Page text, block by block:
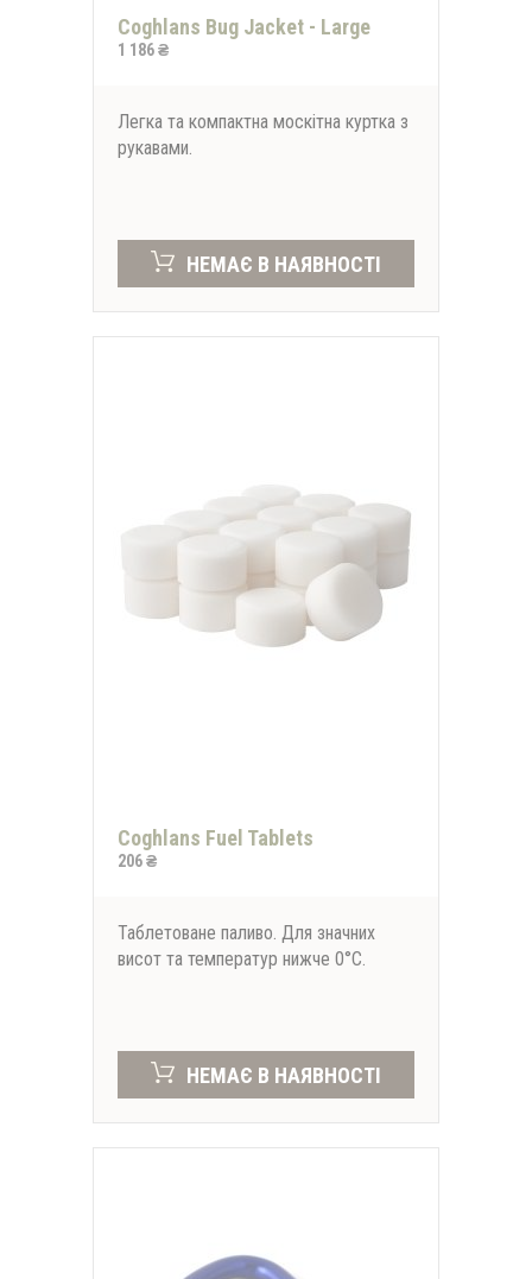
Coghlans Bug Jacket - Large
1 186 ₴
Легка та компактна москітна куртка з
рукавами.
НЕМАЄ В НАЯВНОСТІ
Coghlans Fuel Tablets
206 ₴
Таблетоване паливо. Для значних
висот та температур нижче 0°C.
НЕМАЄ В НАЯВНОСТІ